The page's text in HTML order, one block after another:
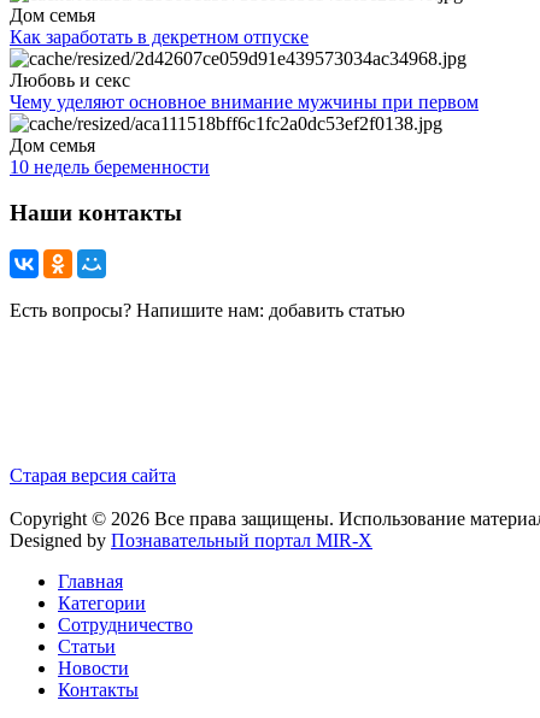
Дом семья
Как заработать в декретном отпуске
Любовь и секс
Чему уделяют основное внимание мужчины при первом
Дом семья
10 недель беременности
Наши контакты
Есть вопросы? Напишите нам: добавить статью
Старая версия сайта
Copyright © 2026 Все права защищены. Использование
Designed by Познавательный портал MIR-X
Главная
Категории
Сотрудничество
Статьи
Новости
Контакты